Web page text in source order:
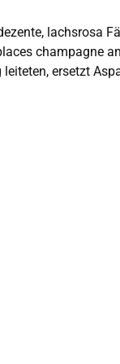
champagne